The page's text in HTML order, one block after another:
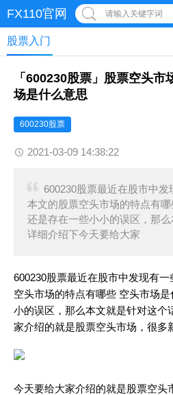
FX110官网 请输入关键字词
股票入门
「600230股票」股票空头
场是什么意思
600230股票
2021-03-09 14:38:22
600230股票最近在股市中
本文的股票空头市场的特点有
还是存在一些小小的误区，那
详细介绍下今天要给大家
600230股票最近在股市中发现有
空头市场的特点有哪些 空头市场
小的误区，那么本文就是针对这个
家介绍的就是股票空头市场，很多
今天要给大家介绍的就是股票空头